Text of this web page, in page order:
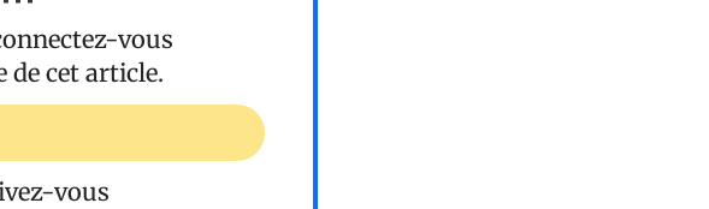
vous
de cet article.
vous